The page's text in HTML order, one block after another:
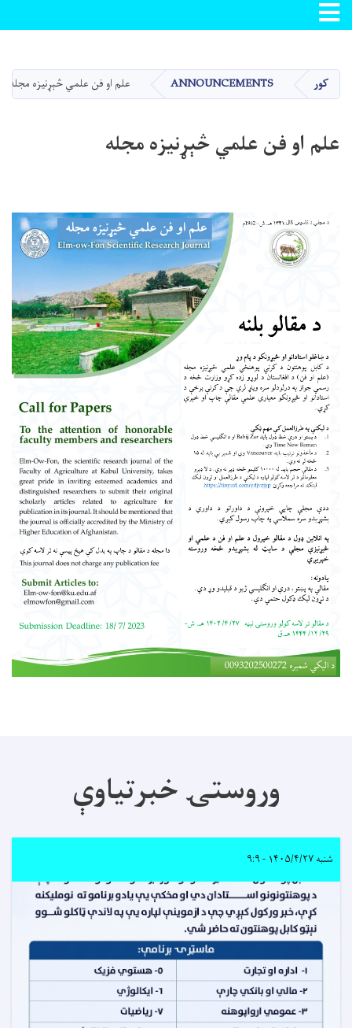
دانګل
Toggle navigation
کور ANNOUNCEMENTS علم او فن علمي څېړنيزه مجله
علم او فن علمي څېړنيزه مجله
وروستۍ خبرتیاوې
شنبه ۱۴۰۵/۴/۲۷ - ۹:۹